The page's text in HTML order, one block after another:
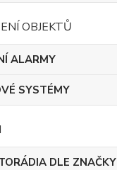
OBJEKTŮ
ALARMY
SYSTÉMY
DLE ZNAČKY